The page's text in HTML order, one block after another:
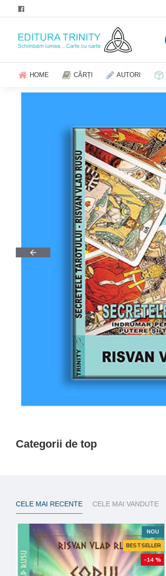
HOME CĂRȚI AUTORI
Categorii de top
CELE MAI RECENTE CELE MAI VANDUTE
NOU
BESTSELLER
-14 %